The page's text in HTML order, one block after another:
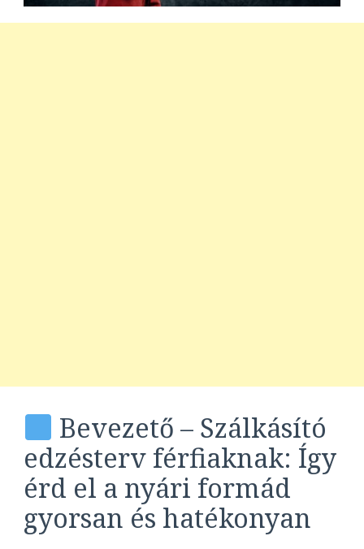
Bevezető – Szálkásító
edzésterv férfiaknak: Így
érd el a nyári formád
gyorsan és hatékonyan